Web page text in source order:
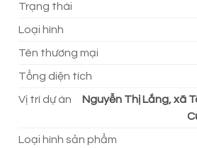
Trạng thái
Loại hình
Tên thương mại
Tổng diện tích
Vị trí dự án
Nguyễn Thị Lắng, xã
Loại hình sản phẩm